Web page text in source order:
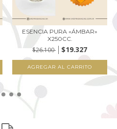
ESENCIA PURA «ÁMBAR»
X250CC.
$26.100 $19.327